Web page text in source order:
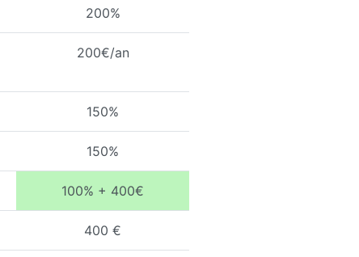
200%
200€/an
150%
150%
100% + 400€
400 €